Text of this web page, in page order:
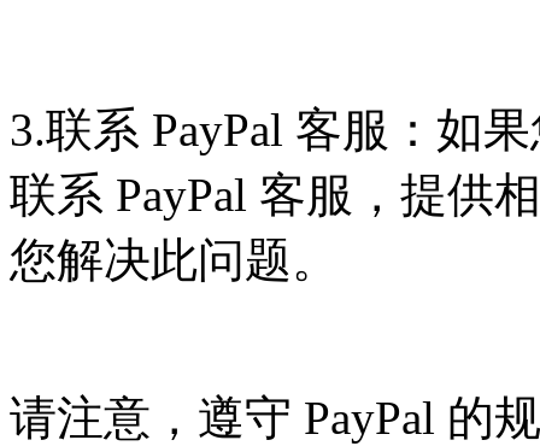
3.联系 PayPal 客服：如
联系 PayPal 客服，提供
您解决此问题。
请注意，遵守 PayPal 的